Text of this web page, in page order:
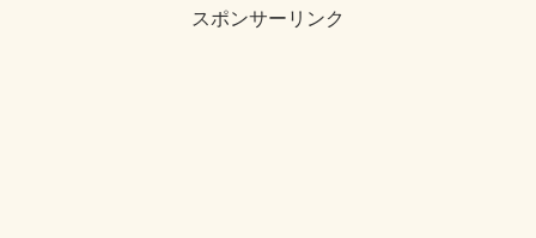
スポンサーリンク